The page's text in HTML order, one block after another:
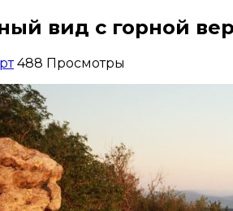
вид с горной
488 Просмотры